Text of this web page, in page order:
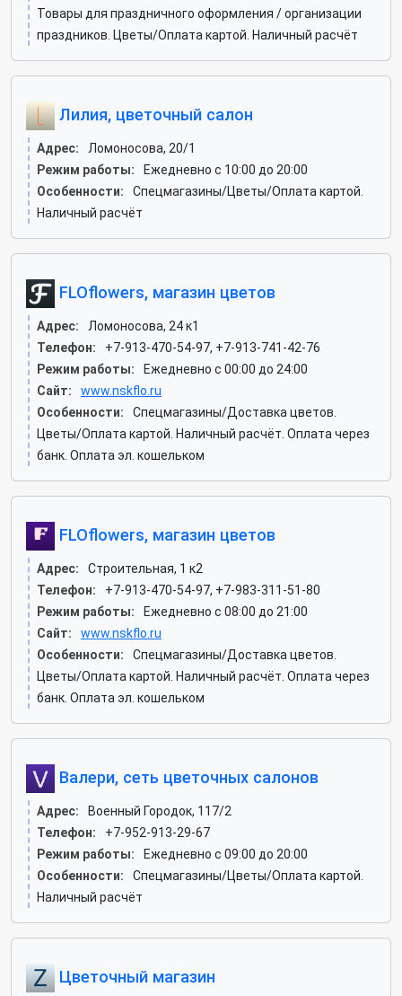
Товары для праздничного оформления / организации
праздников. Цветы/Оплата картой. Наличный расчёт
Лилия, цветочный салон
Адрес:
Ломоносова, 20/1
Режим работы:
Ежедневно с 10:00 до 20:00
Особенности:
Спецмагазины/Цветы/Оплата картой.
Наличный расчёт
FLOflowers, магазин цветов
Адрес:
Ломоносова, 24 к1
Телефон:
+7-913-470-54-97, +7-913-741-42-76
Режим работы:
Ежедневно с 00:00 до 24:00
Сайт:
www.nskflo.ru
Особенности:
Спецмагазины/Доставка цветов.
Цветы/Оплата картой. Наличный расчёт. Оплата через
банк. Оплата эл. кошельком
FLOflowers, магазин цветов
Адрес:
Строительная, 1 к2
Телефон:
+7-913-470-54-97, +7-983-311-51-80
Режим работы:
Ежедневно с 08:00 до 21:00
Сайт:
www.nskflo.ru
Особенности:
Спецмагазины/Доставка цветов.
Цветы/Оплата картой. Наличный расчёт. Оплата через
банк. Оплата эл. кошельком
Валери, сеть цветочных салонов
Адрес:
Военный Городок, 117/2
Телефон:
+7-952-913-29-67
Режим работы:
Ежедневно с 09:00 до 20:00
Особенности:
Спецмагазины/Цветы/Оплата картой.
Наличный расчёт
Цветочный магазин